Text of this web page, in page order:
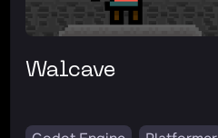
Walcave